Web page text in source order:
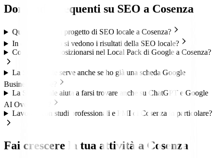
Domande frequenti su SEO a Cosenza
Quanto costa un progetto di SEO locale a Cosenza?
In quanto tempo si vedono i risultati della SEO locale?
Cosa significa posizionarsi nel Local Pack di Google a Cosenza?
La SEO locale serve anche se ho già una scheda Google
Business Profile?
La SEO locale aiuta a farsi trovare anche su ChatGPT e Google
AI Overviews?
Lavorate con studi professionali e PMI di Cosenza in particolare?
Fai crescere la tua attività a Cosenza